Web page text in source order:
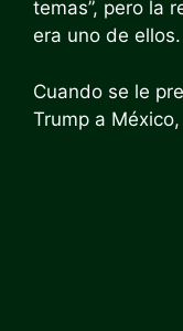
temas”, pero la
era uno de ellos.
Cuando se le
Trump a